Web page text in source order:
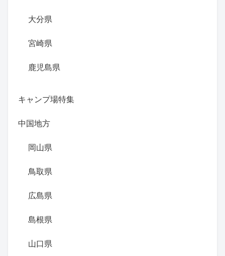
大分県
宮崎県
鹿児島県
キャンプ場特集
中国地方
岡山県
鳥取県
広島県
島根県
山口県